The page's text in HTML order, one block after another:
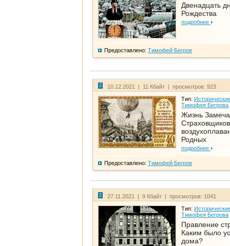
Двенадцать
Рождества
подробнее
Предоставлено: Тимофей Бегров
10.12.2021 | 11 Кбайт | просмотров: 923
Тип:
Тимофея Бегрова
Жизнь
Родных
подробнее
Предоставлено: Тимофей Бегров
27.11.2021 | 9 Кбайт | просмотров: 1041
Тип:
Тимофея Бегрова
Правление
Каким было
дома?